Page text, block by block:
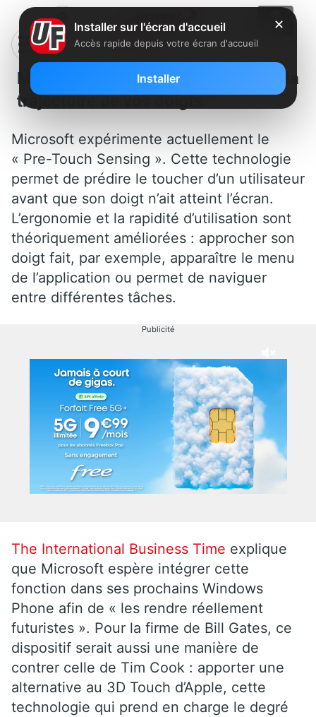
Microsoft veut anticiper la
trajectoire de vos doigts
Microsoft expérimente actuellement le
« Pre-Touch Sensing ». Cette technologie
permet de prédire le toucher d’un utilisateur
avant que son doigt n’ait atteint l’écran.
L’ergonomie et la rapidité d’utilisation sont
théoriquement améliorées : approcher son
doigt fait, par exemple, apparaître le menu
de l’application ou permet de naviguer
entre différentes tâches.
Publicité
The International Business Time explique
que Microsoft espère intégrer cette
fonction dans ses prochains Windows
Phone afin de « les rendre réellement
futuristes ». Pour la firme de Bill Gates, ce
dispositif serait aussi une manière de
contrer celle de Tim Cook : apporter une
alternative au 3D Touch d’Apple, cette
technologie qui prend en charge le degré
✕
Installer sur l'écran d'accueil
Accès rapide depuis votre écran d'accueil
Installer